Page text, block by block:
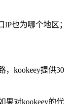
也为哪个地区；
，kookeey提供30
果对kookeey的代